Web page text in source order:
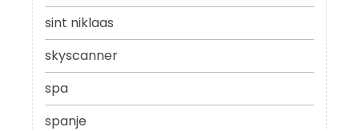
sint niklaas
skyscanner
spa
spanje